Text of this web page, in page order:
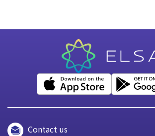
Contact us